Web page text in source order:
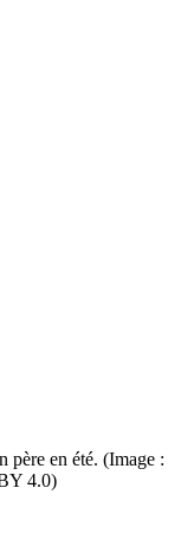
père en été. (Image :
4.0)